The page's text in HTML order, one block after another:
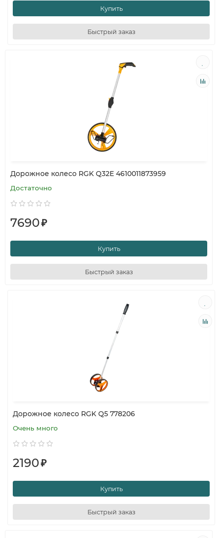
Купить
Быстрый заказ
Дорожное колесо RGK Q32E 4610011873959
Достаточно
7690₽
Купить
Быстрый заказ
Дорожное колесо RGK Q5 778206
Очень много
2190₽
Купить
Быстрый заказ